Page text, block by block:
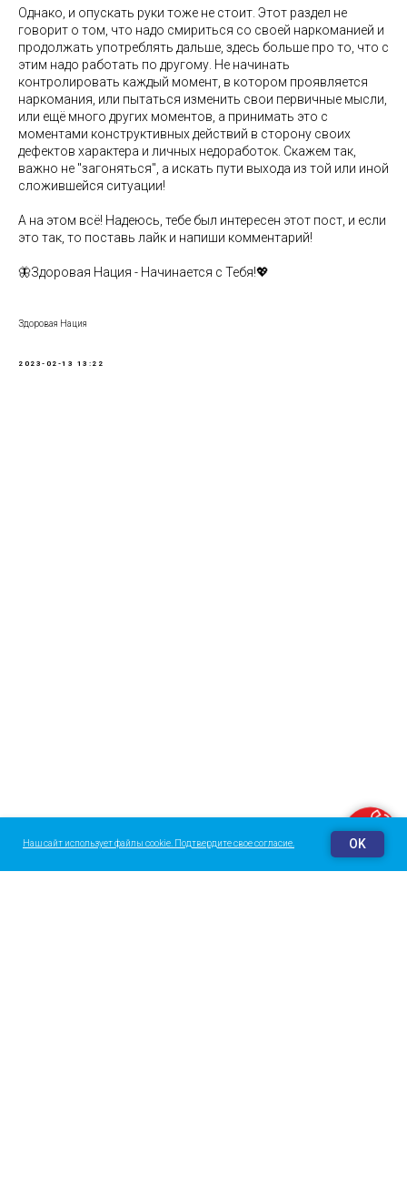
Однако, и опускать руки тоже не стоит. Этот раздел не
говорит о том, что надо смириться со своей наркоманией и
продолжать употреблять дальше, здесь больше про то, что с
этим надо работать по другому. Не начинать
контролировать каждый момент, в котором проявляется
наркомания, или пытаться изменить свои первичные мысли,
или ещё много других моментов, а принимать это с
моментами конструктивных действий в сторону своих
дефектов характера и личных недоработок. Скажем так,
важно не "загоняться", а искать пути выхода из той или иной
сложившейся ситуации!
А на этом всё! Надеюсь, тебе был интересен этот пост, и если
это так, то поставь лайк и напиши комментарий!
🦋Здоровая Нация - Начинается с Тебя!💖
Здоровая Нация
2023-02-13 13:22
Наш сайт использует файлы cookie. Подтвердите свое согласие. OK